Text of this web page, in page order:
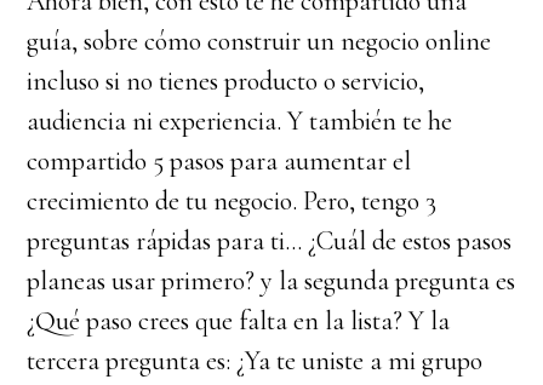
guía, sobre cómo construir un negocio online
incluso si no tienes producto o servicio,
audiencia ni experiencia. Y también te he
compartido 5 pasos para aumentar el
crecimiento de tu negocio. Pero, tengo 3
preguntas rápidas para ti… ¿Cuál de estos pasos
planeas usar primero? y la segunda pregunta es
¿Qué paso crees que falta en la lista? Y la
tercera pregunta es: ¿Ya te uniste a mi grupo